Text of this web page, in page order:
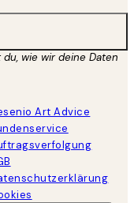
wie wir deine Daten
Art Advice